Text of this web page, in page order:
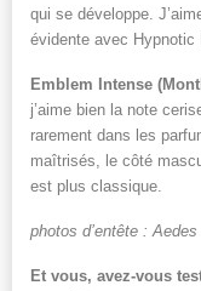
qui se développe.
évidente avec Hypnotic
Emblem Intense
j’aime bien la note
rarement dans les
maîtrisés, le côté
est plus classique.
photos d’entête :
Et vous, avez-vous